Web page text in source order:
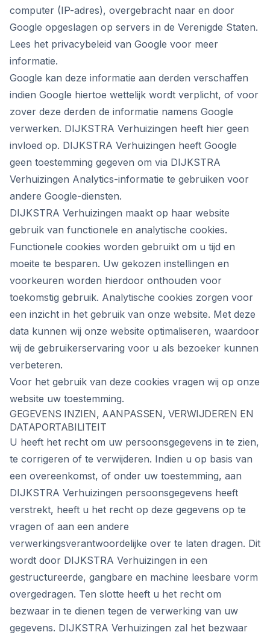
computer (IP-adres), overgebracht naar en door
Google opgeslagen op servers in de Verenigde Staten.
Lees het privacybeleid van Google voor meer
informatie.
Google kan deze informatie aan derden verschaffen
indien Google hiertoe wettelijk wordt verplicht, of voor
zover deze derden de informatie namens Google
verwerken. DIJKSTRA Verhuizingen heeft hier geen
invloed op. DIJKSTRA Verhuizingen heeft Google
geen toestemming gegeven om via DIJKSTRA
Verhuizingen Analytics-informatie te gebruiken voor
andere Google-diensten.
DIJKSTRA Verhuizingen maakt op haar website
gebruik van functionele en analytische cookies.
Functionele cookies worden gebruikt om u tijd en
moeite te besparen. Uw gekozen instellingen en
voorkeuren worden hierdoor onthouden voor
toekomstig gebruik. Analytische cookies zorgen voor
een inzicht in het gebruik van onze website. Met deze
data kunnen wij onze website optimaliseren, waardoor
wij de gebruikerservaring voor u als bezoeker kunnen
verbeteren.
Voor het gebruik van deze cookies vragen wij op onze
website uw toestemming.
GEGEVENS INZIEN, AANPASSEN, VERWIJDEREN EN
DATAPORTABILITEIT
U heeft het recht om uw persoonsgegevens in te zien,
te corrigeren of te verwijderen. Indien u op basis van
een overeenkomst, of onder uw toestemming, aan
DIJKSTRA Verhuizingen persoonsgegevens heeft
verstrekt, heeft u het recht op deze gegevens op te
vragen of aan een andere
verwerkingsverantwoordelijke over te laten dragen. Dit
wordt door DIJKSTRA Verhuizingen in een
gestructureerde, gangbare en machine leesbare vorm
overgedragen. Ten slotte heeft u het recht om
bezwaar in te dienen tegen de verwerking van uw
gegevens. DIJKSTRA Verhuizingen zal het bezwaar